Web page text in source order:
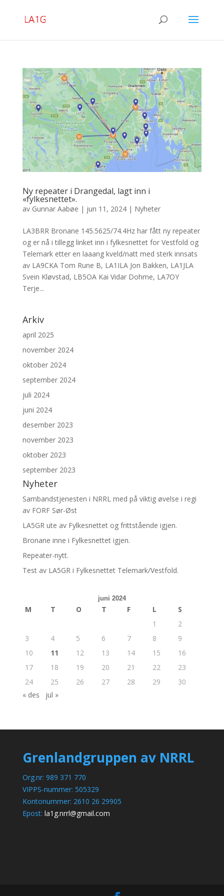
Ny repeater i Drangedal, lagt inn i
«fylkesnettet».
av Gunnar Aabøe | jun 11, 2024| Nyheter
LA3BRR Bronane 145.5625/74.4Hz har fått ny repeater
og er nå i tillegg linket inn i fylkesnettet for Vestfold og
Telemark etter en laaang kveld/natt med sterk innsats
av LA9CKA Tom Rune B, LA1ILA Jon Bakken, LA1JLA
Svein Kløvstad, LB5OA Kai Vidar Dohme, LA7OY
Terje...
Arkiv
april 2025
november 2024
oktober 2024
september 2024
juli 2024
juni 2024
desember 2023
november 2023
oktober 2023
september 2023
Nyheter
Sambandstjenesten i NRRL med på viktig øvelse i regi
av FORF Sør-Øst
LA5GR ute av Fylkesnettet og frittstående igjen.
Bronane inne i Fylkesnettet igjen.
Repeater-nytt.
Test av LA5GR i Fylkesnettet Telemark/Vestfold.
juni 2024
M T O T F L
S
1
2
3
4 5 6 7 8
9
10
11 12 13 14 15
16
17
18 19 20 21 22
23
24
25 26 27 28 29
30
« des
jul »
Grenlandgruppen av NRRL
Org.nr: 989 371 770
VIPPS-nummer: 505329
Kontonummer: 2610 26 29905
Epost: la1g.nrrl@gmail.com